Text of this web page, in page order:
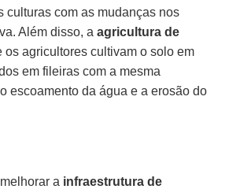
culturas com as mudanças nos
Além disso, aagricultura de
os agricultores cultivam o solo em
em fileiras com a mesma
escoamento da água e a erosão do
a infraestrutura de